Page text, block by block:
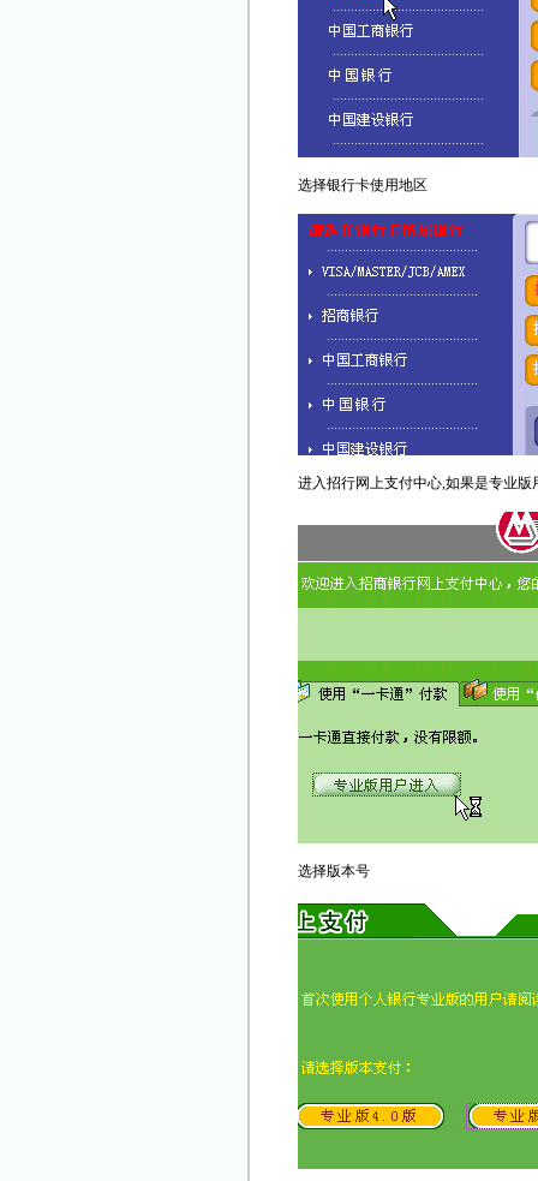
选择银行卡使用地区
进入招行网上支付中心,如果是专业版
选择版本号